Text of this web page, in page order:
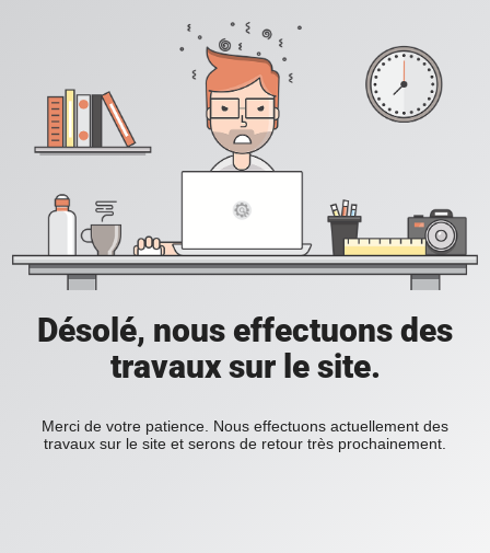
Désolé, nous effectuons des
travaux sur le site.
Merci de votre patience. Nous effectuons actuellement des
travaux sur le site et serons de retour très prochainement.